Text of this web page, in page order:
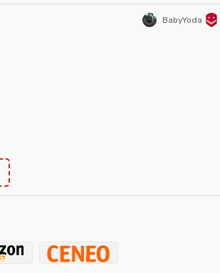
BabyYoda
W poprzednim miesiącu wygrał